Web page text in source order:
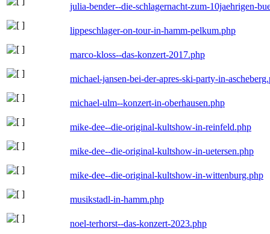
julia-bender--die-schlagernacht-zum-10jaehrigen-
lippeschlager-on-tour-in-hamm-pelkum.php
marco-kloss--das-konzert-2017.php
michael-jansen-bei-der-apres-ski-party-in-
michael-ulm--konzert-in-oberhausen.php
mike-dee--die-original-kultshow-in-reinfeld.php
mike-dee--die-original-kultshow-in-uetersen.php
mike-dee--die-original-kultshow-in-wittenburg.php
musikstadl-in-hamm.php
noel-terhorst--das-konzert-2023.php